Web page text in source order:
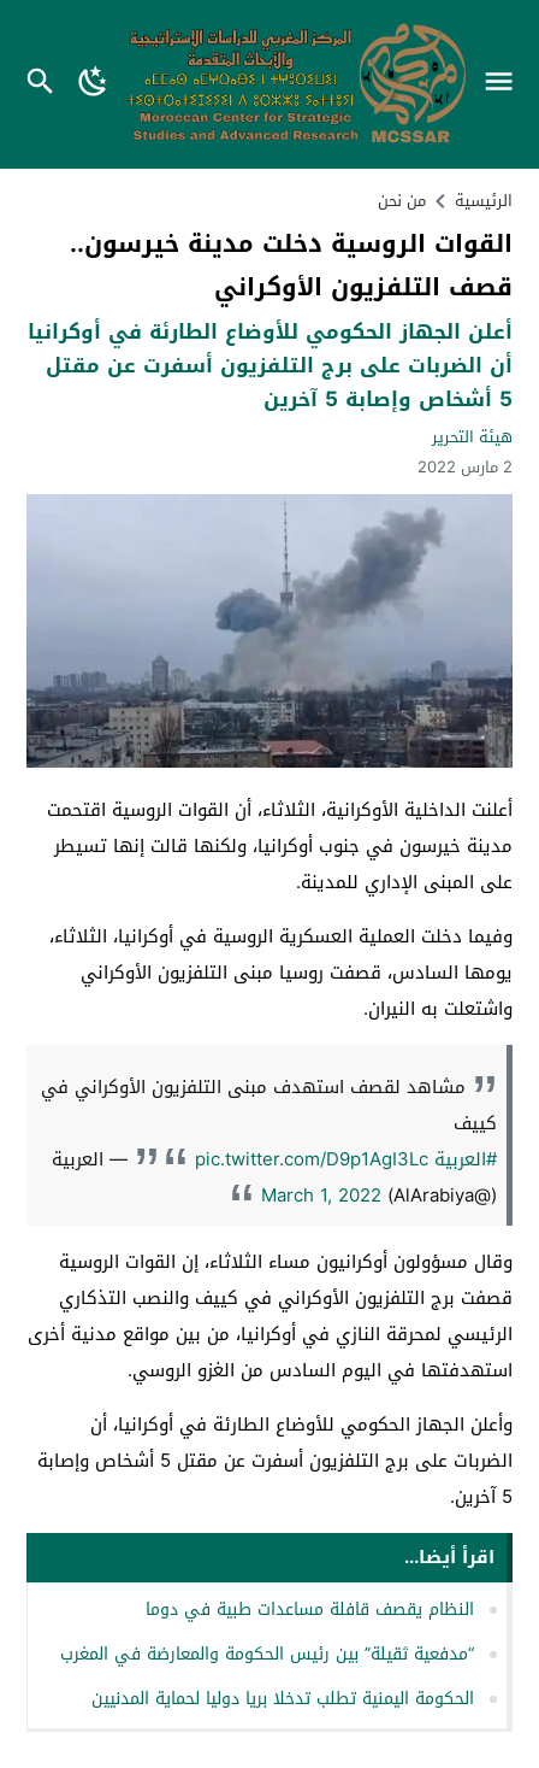
الرئيسية من نحن
القوات الروسية دخلت مدينة خيرسون..
قصف التلفزيون الأوكراني
أعلن الجهاز الحكومي للأوضاع الطارئة في أوكرانيا
أن الضربات على برج التلفزيون أسفرت عن مقتل
5 أشخاص وإصابة 5 آخرين
هيئة التحرير
2 مارس 2022
أعلنت الداخلية الأوكرانية، الثلاثاء، أن القوات الروسية اقتحمت
مدينة خيرسون في جنوب أوكرانيا، ولكنها قالت إنها تسيطر
على المبنى الإداري للمدينة.
وفيما دخلت العملية العسكرية الروسية في أوكرانيا، الثلاثاء،
يومها السادس، قصفت روسيا مبنى التلفزيون الأوكراني
واشتعلت به النيران.
مشاهد لقصف استهدف مبنى التلفزيون الأوكراني في
كييف
#العربية pic.twitter.com/D9p1AgI3Lc
— العربية
(@AlArabiya)
March 1, 2022
وقال مسؤولون أوكرانيون مساء الثلاثاء، إن القوات الروسية
قصفت برج التلفزيون الأوكراني في كييف والنصب التذكاري
الرئيسي لمحرقة النازي في أوكرانيا، من بين مواقع مدنية أخرى
استهدفتها في اليوم السادس من الغزو الروسي.
وأعلن الجهاز الحكومي للأوضاع الطارئة في أوكرانيا، أن
الضربات على برج التلفزيون أسفرت عن مقتل 5 أشخاص وإصابة
5 آخرين.
اقرأ أيضا...
النظام يقصف قافلة مساعدات طبية في دوما
“مدفعية ثقيلة” بين رئيس الحكومة والمعارضة في المغرب
الحكومة اليمنية تطلب تدخلا بريا دوليا لحماية المدنيين